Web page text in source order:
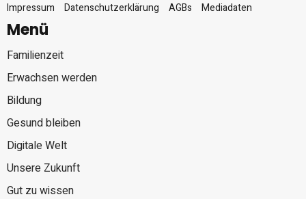
Impressum
Datenschutzerklärung AGBs Mediadaten
Menü
Familienzeit
Erwachsen werden
Bildung
Gesund bleiben
Digitale Welt
Unsere Zukunft
Gut zu wissen